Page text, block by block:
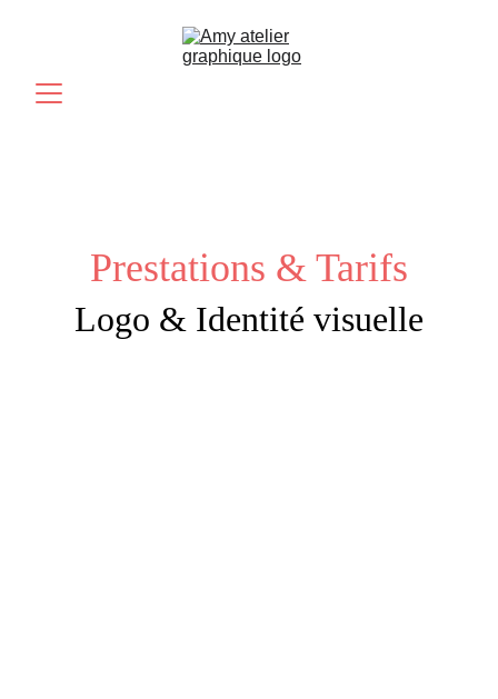
Prestations & Tarifs
Logo & Identité visuelle